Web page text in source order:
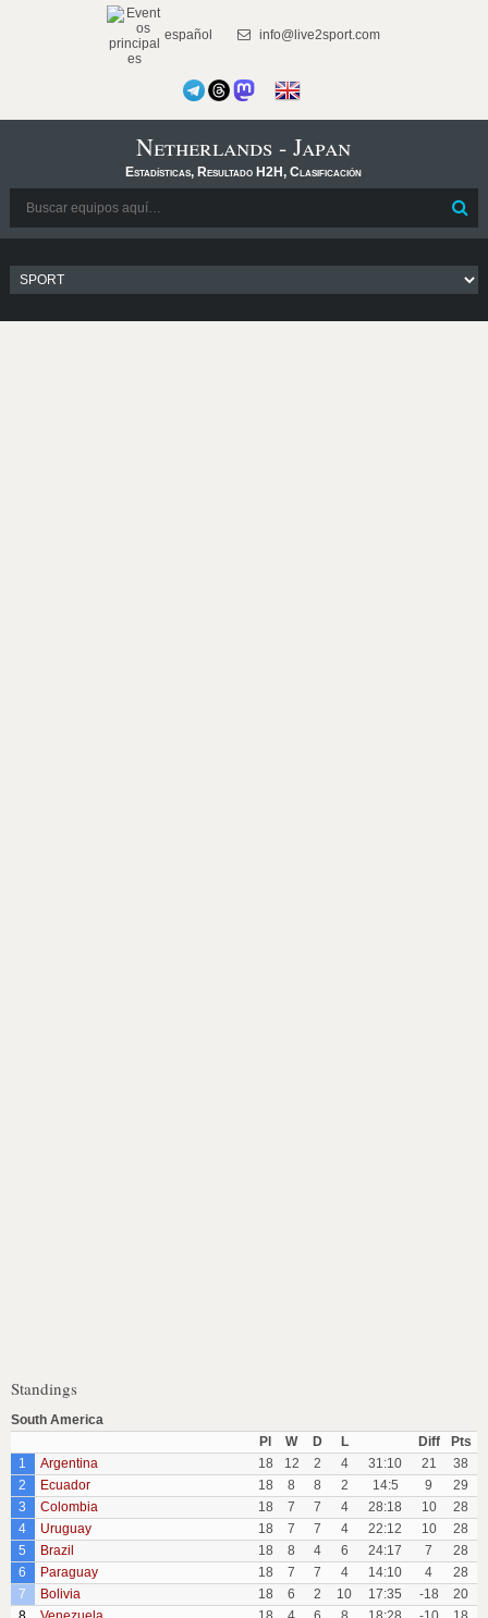
español info@live2sport.com
Netherlands - Japan
Estadísticas, Resultado H2H, Clasificación
Standings
South America
Pl
W D L Diff
Pts
1
Argentina 18 12 2 4 31:10 21
38
2
Ecuador 18 8 8 2 14:5 9
29
3
Colombia 18 7 7 4 28:18 10
28
4
Uruguay 18 7 7 4 22:12 10
28
5
Brazil 18 8 4 6 24:17 7
28
6
Paraguay 18 7 7 4 14:10 4
28
7
Bolivia 18 6 2 10 17:35 -18
20